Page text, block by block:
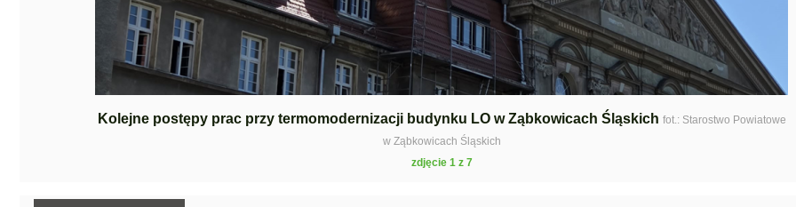
Kolejne postępy prac przy termomodernizacji budynku LO w Ząbkowicach Śląskich fot.: Starostwo Powiatowe
w Ząbkowicach Śląskich
zdjęcie 1 z 7